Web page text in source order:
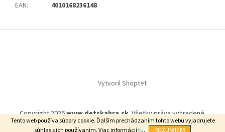
Tento web používa súbory cookie. Ďalším prechádzaním tohto webu vyjadrujete
ROZUMIEM
EAN: 4010168236148
Vytvoril Shoptet
Copyright 2026www.detskahra.sk. Všetky práva vyhradené.